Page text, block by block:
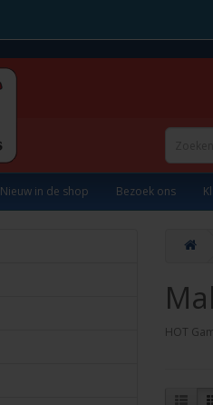
Nieuw in de shop Bezoek ons
HOT